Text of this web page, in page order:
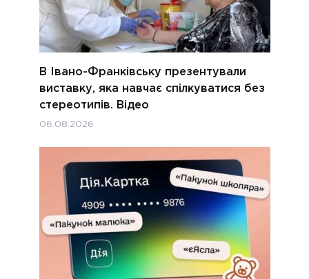
В Івано-Франківську презентували
виставку, яка навчає спілкуватися без
стереотипів. Відео
06.08.2026